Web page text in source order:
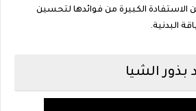
الاستفادة الكبيرة من فوائدها لتحسين
البدنية.
بذور الشيا